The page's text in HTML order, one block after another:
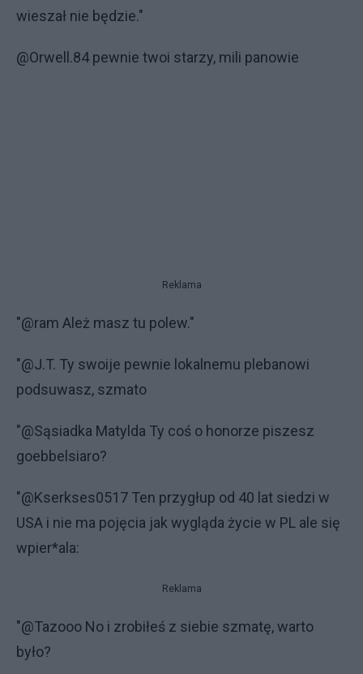
wieszał nie będzie."
@Orwell.84 pewnie twoi starzy, mili panowie
Reklama
"@ram Ależ masz tu polew."
"@J.T. Ty swoije pewnie lokalnemu plebanowi
podsuwasz, szmato
"@Sąsiadka Matylda Ty coś o honorze piszesz
goebbelsiaro?
"@Kserkses0517 Ten przygłup od 40 lat siedzi w
USA i nie ma pojęcia jak wygląda życie w PL ale się
wpier*ala:
Reklama
"@Tazooo No i zrobiłeś z siebie szmatę, warto
było?